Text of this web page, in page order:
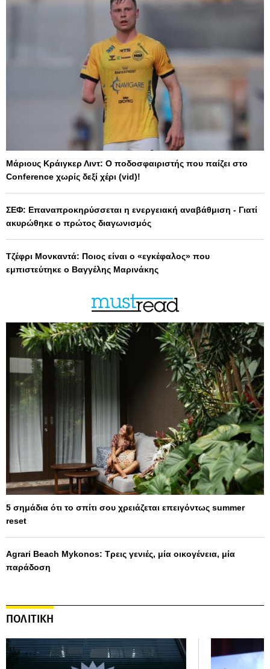
Μάριους Κράιγκερ Λιντ: Ο ποδοσφαιριστής που παίζει στο
Conference χωρίς δεξί χέρι (vid)!
ΣΕΦ: Επαναπροκηρύσσεται η ενεργειακή αναβάθμιση - Γιατί
ακυρώθηκε ο πρώτος διαγωνισμός
Τζέφρι Μονκαντά: Ποιος είναι ο «εγκέφαλος» που
εμπιστεύτηκε ο Βαγγέλης Μαρινάκης
5 σημάδια ότι το σπίτι σου χρειάζεται επειγόντως summer
reset
Agrari Beach Mykonos: Τρεις γενιές, μία οικογένεια, μία
παράδοση
ΠΟΛΙΤΙΚΗ